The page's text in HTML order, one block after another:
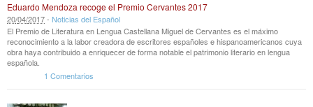
Eduardo Mendoza recoge el Premio Cervantes 2017
20/04/2017- Noticias del Español
El Premio de Literatura en Lengua Castellana Miguel de Cervantes es el máximo
reconocimiento a la labor creadora de escritores españoles e hispanoamericanos cuya
obra haya contribuido a enriquecer de forma notable el patrimonio literario en lengua
española.
1 Comentarios